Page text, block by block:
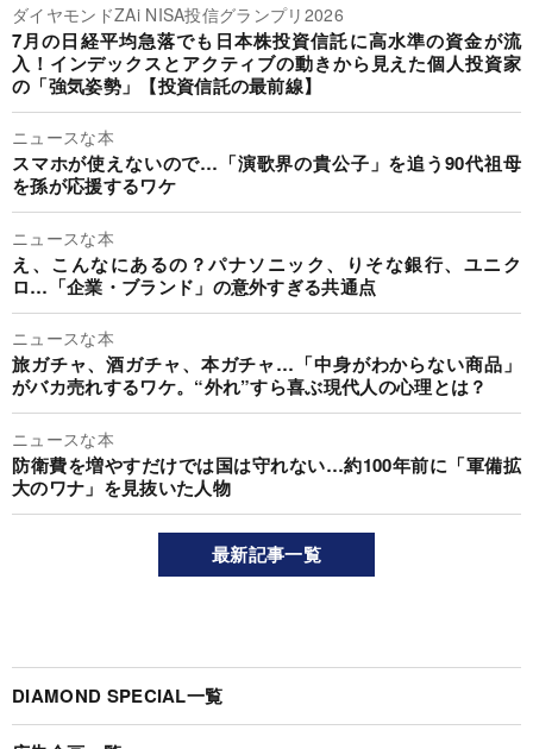
ダイヤモンドZAi NISA投信グランプリ2026
7月の日経平均急落でも日本株投資信託に高水準の資金が流
入！インデックスとアクティブの動きから見えた個人投資家
の「強気姿勢」【投資信託の最前線】
ニュースな本
スマホが使えないので…「演歌界の貴公子」を追う90代祖母
を孫が応援するワケ
ニュースな本
え、こんなにあるの？パナソニック、りそな銀行、ユニク
ロ…「企業・ブランド」の意外すぎる共通点
ニュースな本
旅ガチャ、酒ガチャ、本ガチャ…「中身がわからない商品」
がバカ売れするワケ。“外れ”すら喜ぶ現代人の心理とは？
ニュースな本
防衛費を増やすだけでは国は守れない…約100年前に「軍備拡
大のワナ」を見抜いた人物
最新記事一覧
DIAMOND SPECIAL一覧